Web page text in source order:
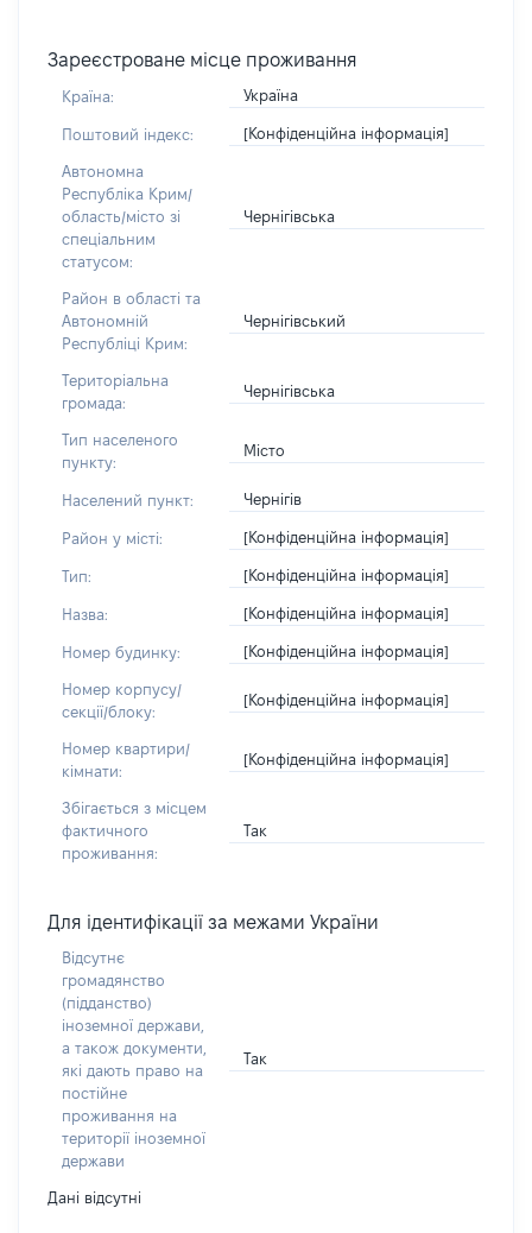
Зареєстроване місце проживання
Країна: Україна
Поштовий індекс: [Конфіденційна інформація]
Автономна
Республіка Крим/
область/місто зі
спеціальним
статусом:
Чернігівська
Район в області та
Автономній
Республіці Крим:
Чернігівський
Територіальна
громада:
Чернігівська
Тип населеного
пункту:
Місто
Населений пункт: Чернігів
Район у місті: [Конфіденційна інформація]
Тип: [Конфіденційна інформація]
Назва: [Конфіденційна інформація]
Номер будинку: [Конфіденційна інформація]
Номер корпусу/
секції/блоку:
[Конфіденційна інформація]
Номер квартири/
кімнати:
[Конфіденційна інформація]
Збігається з місцем
фактичного
проживання:
Так
Для ідентифікації за межами України
Відсутнє
громадянство
(підданство)
іноземної держави,
а також документи,
які дають право на
постійне
проживання на
території іноземної
держави
Так
Дані відсутні